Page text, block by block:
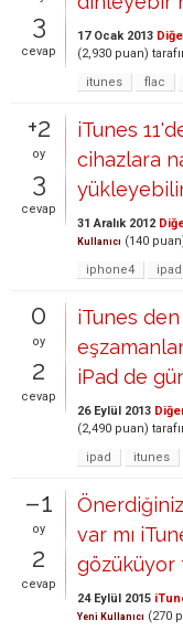
3
cevap
17 Ocak 2013
(2,930 puan)
itunes
flac
+2
oy
3
cevap
iTunes
cihazlara
31 Aralık 2012
Kullanıcı (140
iphone4
ipad
0
oy
2
cevap
iTunes
iPad de
26 Eylül 2013
(2,490 puan)
ipad
itunes
–1
oy
2
cevap
var mı
gözüküyor
24 Eylül 2015
Yeni Kullanıcı (270